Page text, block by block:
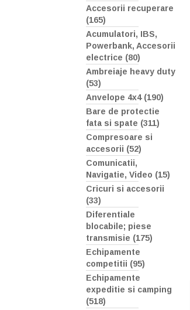
Accesorii recuperare
(165)
Acumulatori, IBS,
Powerbank, Accesorii
electrice (80)
Ambreiaje heavy duty
(53)
Anvelope 4x4 (190)
Bare de protectie
fata si spate (311)
Compresoare si
accesorii (52)
Comunicatii,
Navigatie, Video (15)
Cricuri si accesorii
(33)
Diferentiale
blocabile; piese
transmisie (175)
Echipamente
competitii (95)
Echipamente
expeditie si camping
(518)